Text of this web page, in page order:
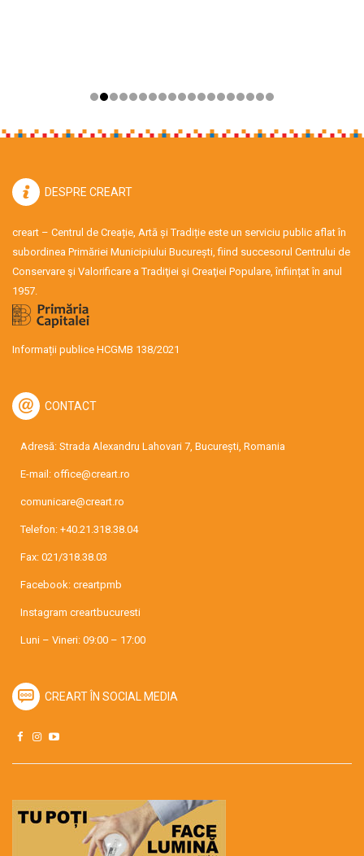
DESPRE CREART
creart – Centrul de Creație, Artă și Tradiție este un serviciu public aflat în
subordinea Primăriei Municipiului București, fiind succesorul Centrului de
Conservare şi Valorificare a Tradiţiei şi Creaţiei Populare, înființat în anul
1957.
Informații publice HCGMB 138/2021
CONTACT
Adresă: Strada Alexandru Lahovari 7, București, Romania
E-mail: office@creart.ro
comunicare@creart.ro
Telefon: +40.21.318.38.04
Fax: 021/318.38.03
Facebook: creartpmb
Instagram creartbucuresti
Luni – Vineri: 09:00 – 17:00
CREART ÎN SOCIAL MEDIA